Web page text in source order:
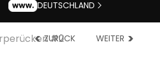
DEUTSCHLAND
#2
ZURÜCK WEITER